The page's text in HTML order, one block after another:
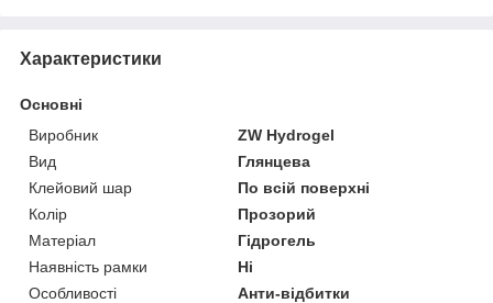
Характеристики
Основні
Виробник
ZW Hydrogel
Вид
Глянцева
Клейовий шар
По всій поверхні
Колір
Прозорий
Матеріал
Гідрогель
Наявність рамки
Ні
Особливості
Анти-відбитки